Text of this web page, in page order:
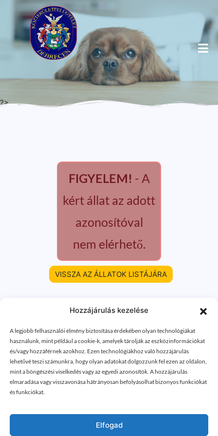
Hozzájárulás kezelése
A legjobb felhasználói élmény biztosítása érdekében olyan technológiákat
használunk, mint például a cookie-k, amelyek tárolják az eszközinformációkat
és/vagy hozzáférnek azokhoz. Ezen technológiákhoz való hozzájárulás
lehetővé teszi számunkra, hogy olyan adatokat dolgozzunk fel ezen az oldalon,
mint a böngészési viselkedés vagy az egyedi azonosítók. A hozzájárulás
elmaradása vagy visszavonása hátrányosan befolyásolhat bizonyos funkciókat
és funkciókat.
Elfogad
?>
FIGYELEM! - A
kért állat az adott
azonosítóval
nem elérhető.
VISSZA AZ ÁLLATOK LISTÁJÁRA